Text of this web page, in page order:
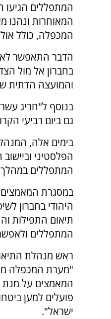
המתפללים
המאוחרות ונהנו
המכפלה, כולל
הדבר התאפשר
בחברון אל מול
והמועצה הדתית
בנוסף ל"חריג
גם ביום רביעי
בימים אלה,
הפלסטיני
המתפללים במהלך
במסגרת המאמצים
היהודי בחברון
תיאום התפילות
המתפללים
ראש מנהלת
"מערת המכפלה
המאמצים על מנת
פועלים למען
ישראל".